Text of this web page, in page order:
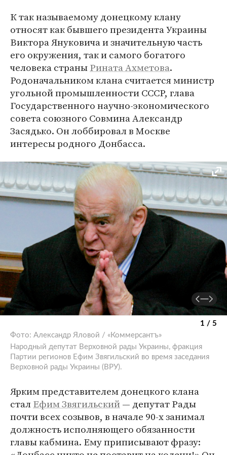
К так называемому донецкому клану
относят как бывшего президента Украины
Виктора Януковича и значительную часть
его окружения, так и самого богатого
человека страныРината Ахметова.
Родоначальником клана считается министр
угольной промышленности СССР, глава
Государственного научно-экономического
совета союзного Совмина Александр
Засядько. Он лоббировал в Москве
интересы родного Донбасса.
1 / 5
Фото: Александр Яловой / «Коммерсантъ»
Народный депутат Верховной рады Украины, фракция
Партии регионов Ефим Звягильский во время заседания
Верховной рады Украины (ВРУ).
Ярким представителем донецкого клана
сталЕфим Звягильский— депутат Рады
почти всех созывов, в начале 90-х занимал
должность исполняющего обязанности
главы кабмина. Ему приписывают фразу: